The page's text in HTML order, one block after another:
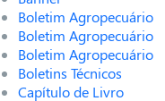
Boletim Agropecuário
Boletim Agropecuário
Boletim Agropecuário
Boletins Técnicos
Capítulo de Livro